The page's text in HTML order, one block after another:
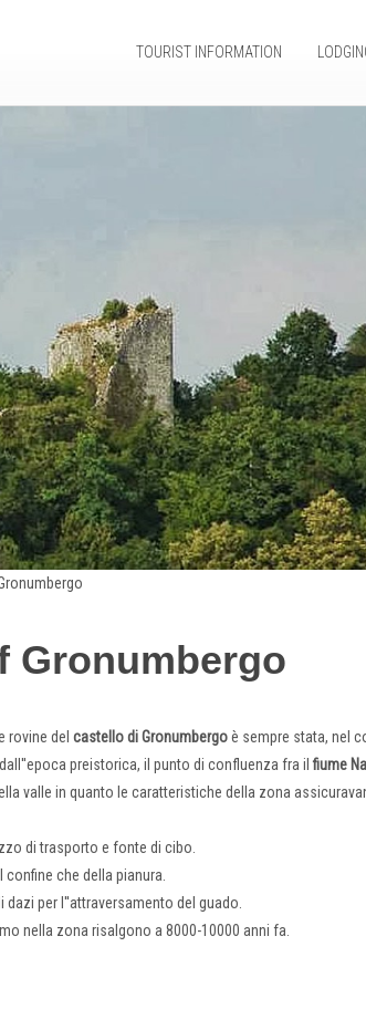
TOURIST INFORMATION
Gronumbergo
rovine del castellodi Gronumbergoè sempre stata, nel
preistorica, il punto di confluenza fra ilfiume
valle in quanto le caratteristiche della zona
di trasporto e fonte di cibo.
che della pianura.
dazi per l''attraversamento del guado.
nella zona risalgono a 8000-10000 anni fa.